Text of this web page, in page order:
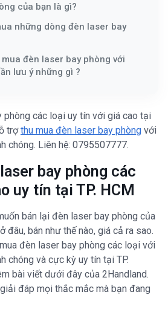
của bạn là gì?
những dòng đèn laser bay
đèn laser bay phòng với
lưu ý những gì ?
phòng các loại uy tín với giá cao tại
trợthu mua đèn laser bay phòng với
chóng. Liên hệ: 0795507777.
bay phòng các
uy tín tại TP. HCM
bán lại đèn laser bay phòng của
đâu, bán như thế nào, giá cả ra sao.
đèn laser bay phòng các loại với
chóng và cực kỳ uy tín tại TP.
bài viết dưới đây của 2Handland.
đáp mọi thắc mắc mà bạn đang